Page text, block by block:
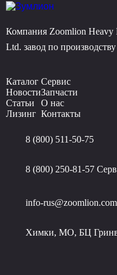
Компания Zoomlion Heavy
Ltd. завод по
Каталог
Новости
Статьи
Лизинг
Сервис
Запчасти
О нас
Контакты
8 (800) 511-50-75
8 (800) 250-81-57
info-rus@zoomlion.com
Химки, МО, БЦ